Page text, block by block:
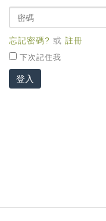
忘記密碼? 或 註冊
下次記住我
登入